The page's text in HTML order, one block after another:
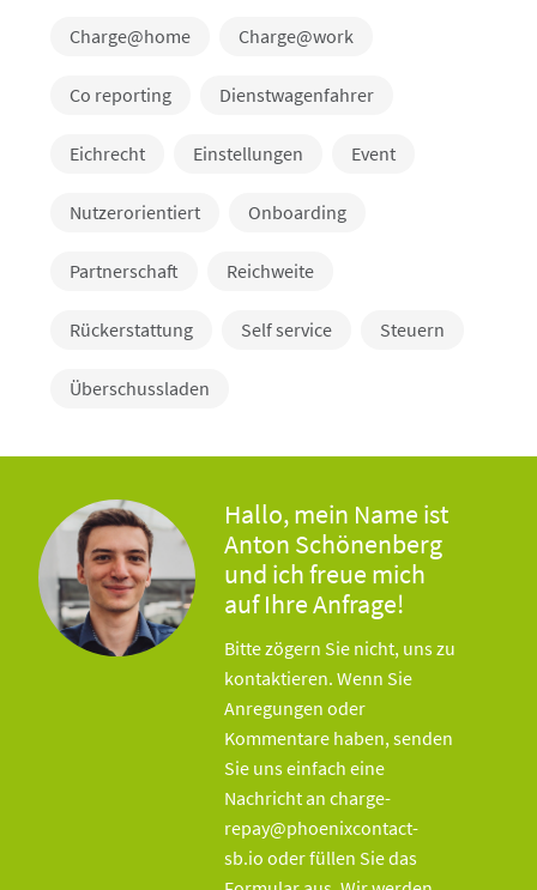
Charge@home Charge@work
Co reporting Dienstwagenfahrer
Eichrecht Einstellungen Event
Nutzerorientiert Onboarding
Partnerschaft Reichweite
Rückerstattung Self service Steuern
Überschussladen
Hallo, mein Name ist
Anton Schönenberg
und ich freue mich
auf Ihre Anfrage!
Bitte zögern Sie nicht, uns zu
kontaktieren. Wenn Sie
Anregungen oder
Kommentare haben, senden
Sie uns einfach eine
Nachricht an charge-
repay@phoenixcontact-
sb.io oder füllen Sie das